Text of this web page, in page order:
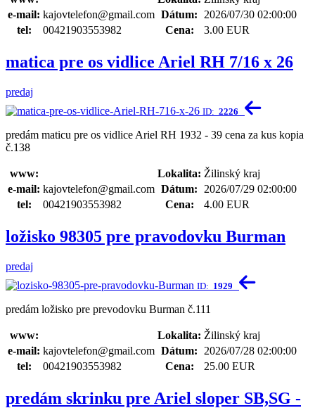
e-mail: kajovtelefon@gmail.com Dátum:
2026/07/30 02:00:00
tel:
00421903553982 Cena: 3.00 EUR
matica pre os vidlice Ariel RH 7/16 x 26
predaj
ID: 2226
predám maticu pre os vidlice Ariel RH 1932 - 39 cena za kus kopia
č.138
www: Lokalita: Žilinský kraj
e-mail: kajovtelefon@gmail.com Dátum:
2026/07/29 02:00:00
tel:
00421903553982 Cena: 4.00 EUR
ložisko 98305 pre pravodovku Burman
predaj
ID: 1929
predám ložisko pre prevodovku Burman č.111
www: Lokalita: Žilinský kraj
e-mail: kajovtelefon@gmail.com Dátum:
2026/07/28 02:00:00
tel:
00421903553982 Cena: 25.00 EUR
predám skrinku pre Ariel sloper SB,SG -